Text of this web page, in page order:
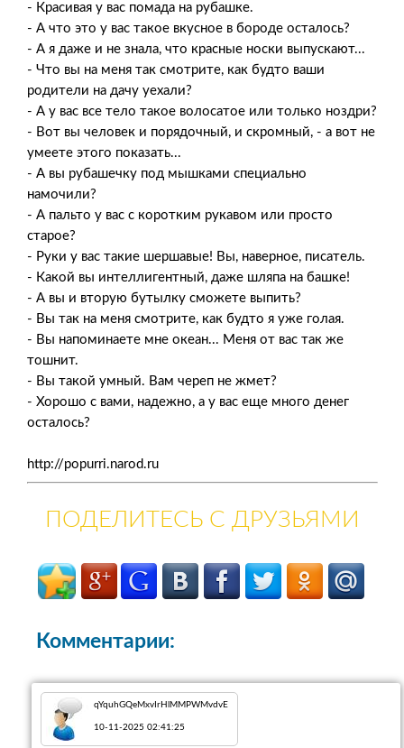
- Красивая у вас помада на рубашке.
- А что это у вас такое вкусное в бороде осталось?
- А я даже и не знала, что красные носки выпускают...
- Что вы на меня так смотрите, как будто ваши
родители на дачу уехали?
- А у вас все тело такое волосатое или только ноздри?
- Вот вы человек и порядочный, и скромный, - а вот не
умеете этого показать...
- А вы рубашечку под мышками специально
намочили?
- А пальто у вас с коротким рукавом или просто
старое?
- Руки у вас такие шершавые! Вы, наверное, писатель.
- Какой вы интеллигентный, даже шляпа на башке!
- А вы и вторую бутылку сможете выпить?
- Вы так на меня смотрите, как будто я уже голая.
- Вы напоминаете мне океан... Меня от вас так же
тошнит.
- Вы такой умный. Вам череп не жмет?
- Хорошо с вами, надежно, а у вас еще много денег
осталось?
http://popurri.narod.ru
ПОДЕЛИТЕСЬ С ДРУЗЬЯМИ
Комментарии:
qYquhGQeMxvIrHlMMPWMvdvE
10-11-2025 02:41:25